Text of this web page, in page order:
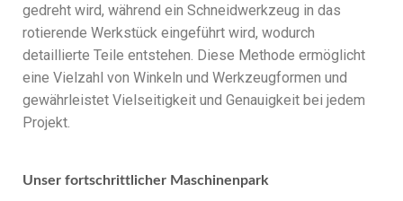
gedreht wird, während ein Schneidwerkzeug in das
rotierende Werkstück eingeführt wird, wodurch
detaillierte Teile entstehen. Diese Methode ermöglicht
eine Vielzahl von Winkeln und Werkzeugformen und
gewährleistet Vielseitigkeit und Genauigkeit bei jedem
Projekt.
Unser fortschrittlicher Maschinenpark